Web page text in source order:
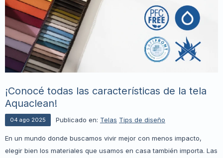
¡Conocé todas las características de la tela
Aquaclean!
04 ago 2025 Publicado en: Telas Tips de diseño
En un mundo donde buscamos vivir mejor con menos impacto,
elegir bien los materiales que usamos en casa también importa. Las